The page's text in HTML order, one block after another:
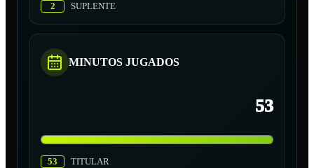
2
SUPLENTE
MINUTOS JUGADOS
53
53
TITULAR